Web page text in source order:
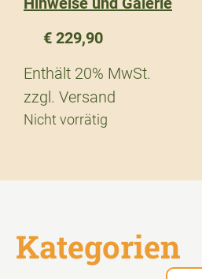
€ 229,90
Enthält 20% MwSt.
zzgl. Versand
Nicht vorrätig
Kategorien